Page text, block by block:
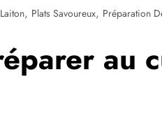
, Plats Savoureux, Préparation
au